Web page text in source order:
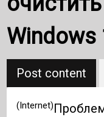
Windows
Post content
(Internet)